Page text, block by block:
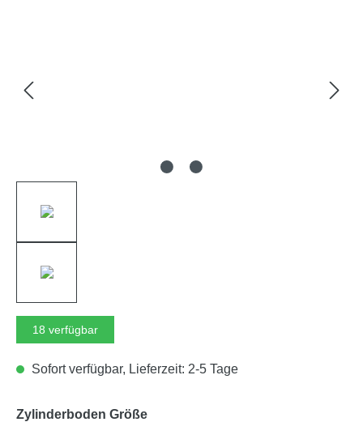
18 verfügbar
Sofort verfügbar, Lieferzeit: 2-5 Tage
Zylinderboden Größeauswählen